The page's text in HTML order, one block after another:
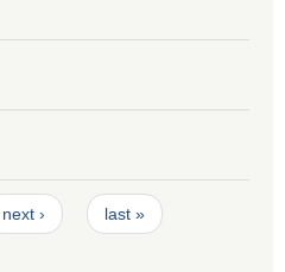
next › last »